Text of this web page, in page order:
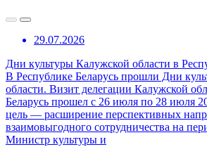
29.07.2026
Дни культуры Калужской области в
В Республике Беларусь прошли Дни
области. Визит делегации Калужской
Беларусь прошел с 26 июля по 28 июля
цель — расширение перспективных
взаимовыгодного сотрудничества на
Министр культуры и